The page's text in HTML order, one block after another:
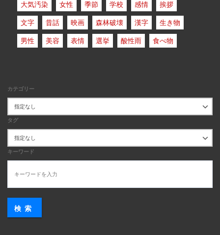
大気汚染
女性 季節 学校 感情
挨拶
文字
昔話 映画 森林破壊 漢字
生き物
男性
美容 表情 選挙 酸性雨 食べ物
カテゴリー
タグ
キーワード
検索